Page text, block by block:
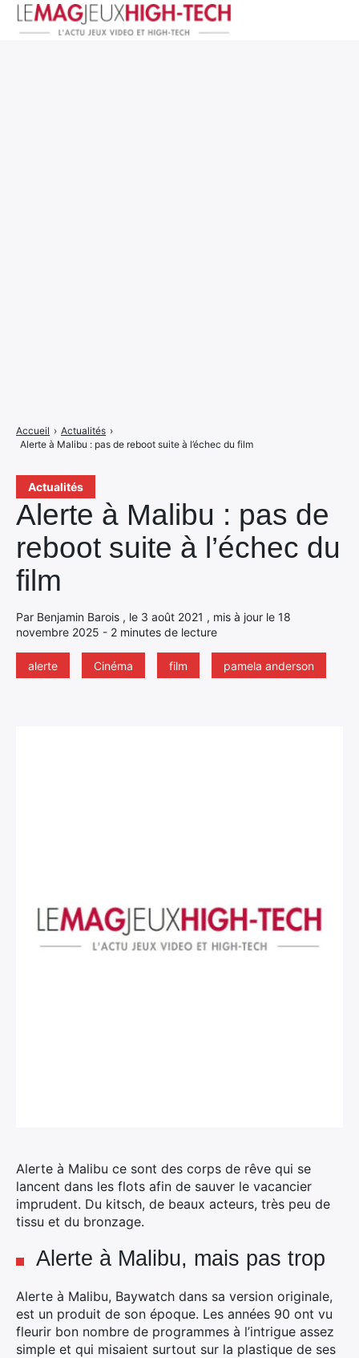
Actualités
Alerte à Malibu : pas de
reboot suite à l’échec du
film
Par Benjamin Barois , le 3 août 2021 , mis à jour le 18
novembre 2025 - 2 minutes de lecture
alerte Cinéma film pamela anderson
Accueil › Actualités ›
Alerte à Malibu : pas de reboot suite à l’échec du film
Alerte à Malibu ce sont des corps de rêve qui se
lancent dans les flots afin de sauver le vacancier
imprudent. Du kitsch, de beaux acteurs, très peu de
tissu et du bronzage.
Alerte à Malibu, mais pas trop
Alerte à Malibu, Baywatch dans sa version originale,
est un produit de son époque. Les années 90 ont vu
fleurir bon nombre de programmes à l’intrigue assez
simple et qui misaient surtout sur la plastique de ses